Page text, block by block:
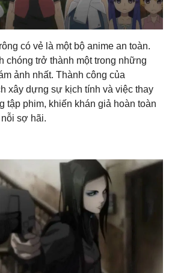
có vẻ là một bộ anime an toàn.
chóng trở thành một trong những
ảnh nhất. Thành công của
xây dựng sự kịch tính và việc thay
tập phim, khiến khán giả hoàn toàn
sợ hãi.